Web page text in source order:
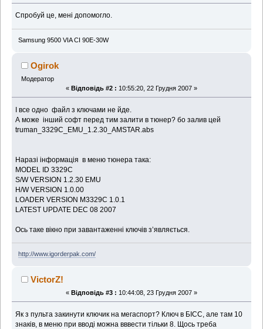
Спробуй це, мені допомогло.
Samsung 9500 VIA CI 90E-30W
Ogirok
Модератор
« Відповідь #2 : 10:55:20, 22 Грудня 2007 »
І все одно файл з ключами не йде.
А може інший софт перед тим залити в тюнер? бо залив цей
truman_3329C_EMU_1.2.30_AMSTAR.abs
Наразі інформація в меню тюнера така:
MODEL ID 3329C
S/W VERSION 1.2.30 EMU
H/W VERSION 1.0.00
LOADER VERSION M3329C 1.0.1
LATEST UPDATE DEC 08 2007
Ось таке вікно при завантаженні ключів з’являється.
http://www.igorderpak.com/
VictorZ!
« Відповідь #3 : 10:44:08, 23 Грудня 2007 »
Як з пульта закинути ключик на мегаспорт? Ключ в БІСС, але там 10
знаків, в меню при вводі можна вввести тільки 8. Щось треба